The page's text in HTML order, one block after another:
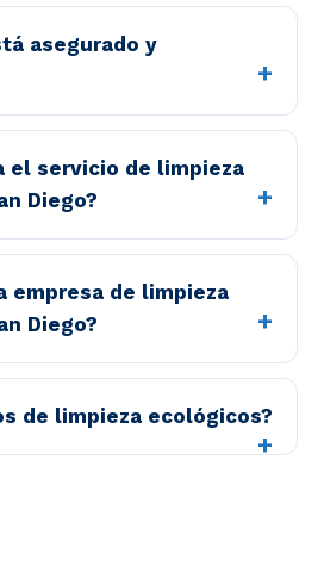
asegurado y
el servicio de limpieza
Diego?
empresa de limpieza
Diego?
de limpieza ecológicos?